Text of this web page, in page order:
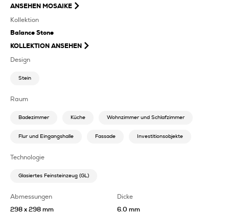
ANSEHEN MOSAIKE
Kollektion
Balance Stone
KOLLEKTION ANSEHEN
Design
Stein
Raum
Badezimmer Küche Wohnzimmer und Schlafzimmer
Flur und Eingangshalle Fassade Investitionsobjekte
Technologie
Glasiertes Feinsteinzeug (GL)
Abmessungen
298 x 298 mm
Dicke
6.0 mm